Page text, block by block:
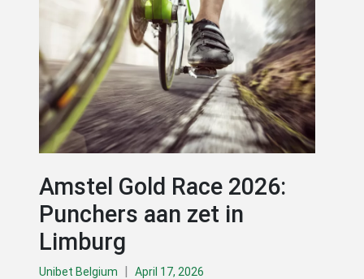
Amstel Gold Race 2026:
Punchers aan zet in
Limburg
Unibet Belgium April 17, 2026